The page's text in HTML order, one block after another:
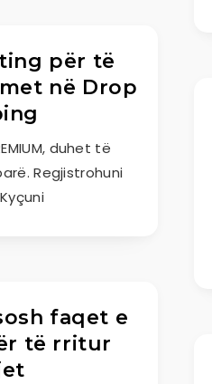
për të
në Drop
duhet të
Regjistrohuni
faqet e
të rritur